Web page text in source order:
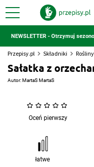
NEWSLETTER - Otrzymuj
Przepisy.pl Składniki
Sałatka z
Autor:MartaS MartaS
Oceń pierwszy
łatwe